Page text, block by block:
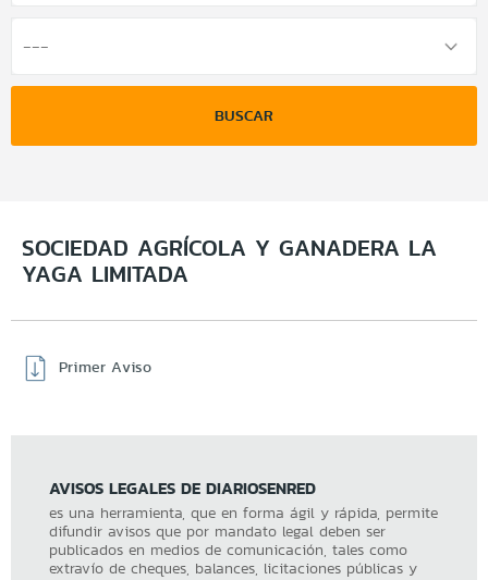
BUSCAR
SOCIEDAD AGRÍCOLA Y GANADERA LA
YAGA LIMITADA
Primer Aviso
AVISOS LEGALES DE DIARIOSENRED
es una herramienta, que en forma ágil y rápida, permite
difundir avisos que por mandato legal deben ser
publicados en medios de comunicación, tales como
extravío de cheques, balances, licitaciones públicas y